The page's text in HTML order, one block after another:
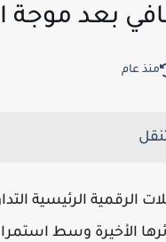
بعد موجة
منذ عام
الأخيرة وسط